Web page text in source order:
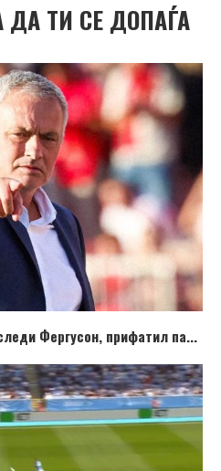
ТИ СЕ ДОПАЃА
Фергусон, прифатил па...